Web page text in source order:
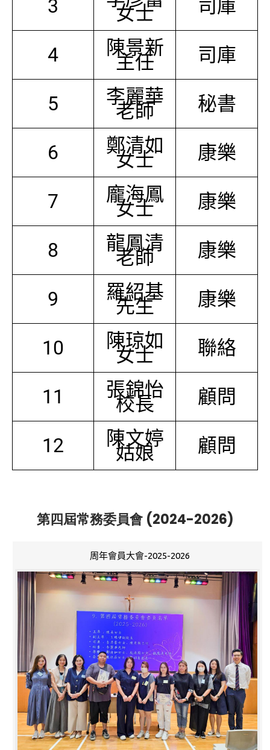
3 女士 司庫
4 陳景新
主任 司庫
5 李麗華
老師 秘書
6 鄭清如
女士 康樂
7 龐海鳳
女士 康樂
8 龍鳳清
老師 康樂
9 羅紹基
先生 康樂
10 陳琼如
女士 聯絡
11 張錦怡
校長 顧問
12 陳文婷
姑娘 顧問
第四屆常務委員會 (2024-2026)
周年會員大會-2025-2026